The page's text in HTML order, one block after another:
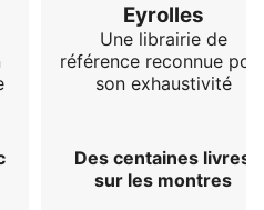
Eyrolles
Une librairie de
référence reconnue
son exhaustivité
Des centaines livres
sur les montres